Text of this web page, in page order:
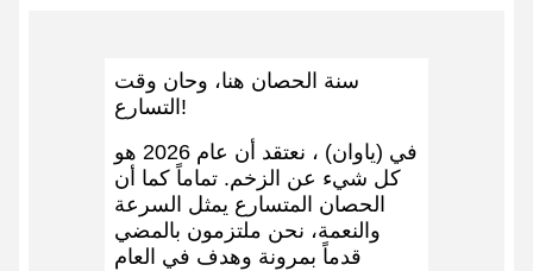
سنة الحصان هنا، وحان وقت
التسارع!
في (ياوان) ، نعتقد أن عام 2026 هو
كل شيء عن الزخم. تماماً كما أن
الحصان المتسارع يمثل السرعة
والنعمة، نحن ملتزمون بالمضي
قدماً بمرونة وهدف في العام